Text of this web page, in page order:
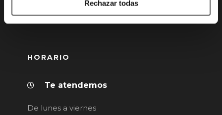
Rechazar todas
HORARIO
Te atendemos
De lunes a viernes